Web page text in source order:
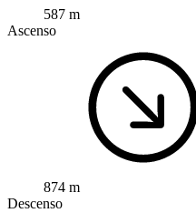
587 m
Ascenso
874 m
Descenso